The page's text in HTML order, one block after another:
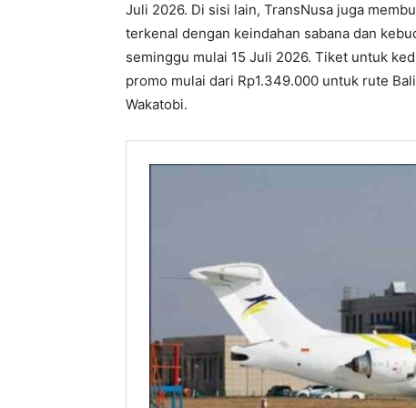
Juli 2026. Di sisi lain, TransNusa juga
terkenal dengan keindahan sabana dan
seminggu mulai 15 Juli 2026. Tiket untuk
promo mulai dari Rp1.349.000 untuk rute
Wakatobi.